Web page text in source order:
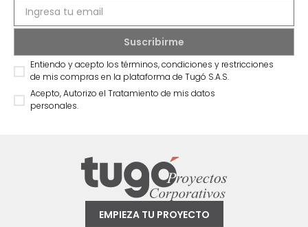
Entiendo y acepto los términos, condiciones y restricciones
de mis compras en la plataforma de Tugó S.A.S.
Acepto, Autorizo el Tratamiento de mis datos
personales.
EMPIEZA TU PROYECTO